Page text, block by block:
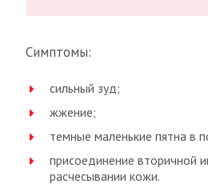
Симптомы:
сильный зуд;
жжение;
темные маленькие пятна в
присоединение вторичной
расчесывании кожи.